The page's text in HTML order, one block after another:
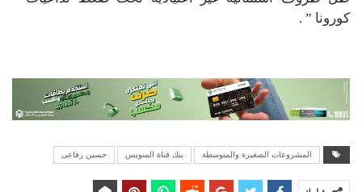
كورونا ” .
المشروعات الصغيرة والمتوسطة بنك قناة السويس حسين رفاعى